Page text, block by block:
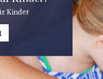
Kinder